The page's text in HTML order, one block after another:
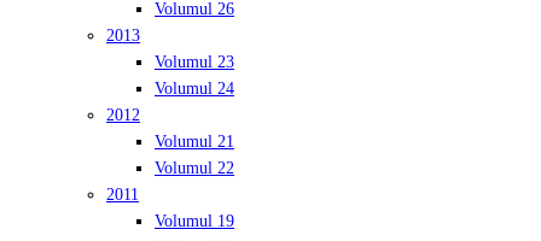
Volumul 26
2013
Volumul 23
Volumul 24
2012
Volumul 21
Volumul 22
2011
Volumul 19